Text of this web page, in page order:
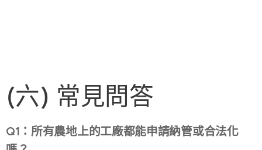
(六) 常見問答
Q1：所有農地上的工廠都能申請納管或合法化